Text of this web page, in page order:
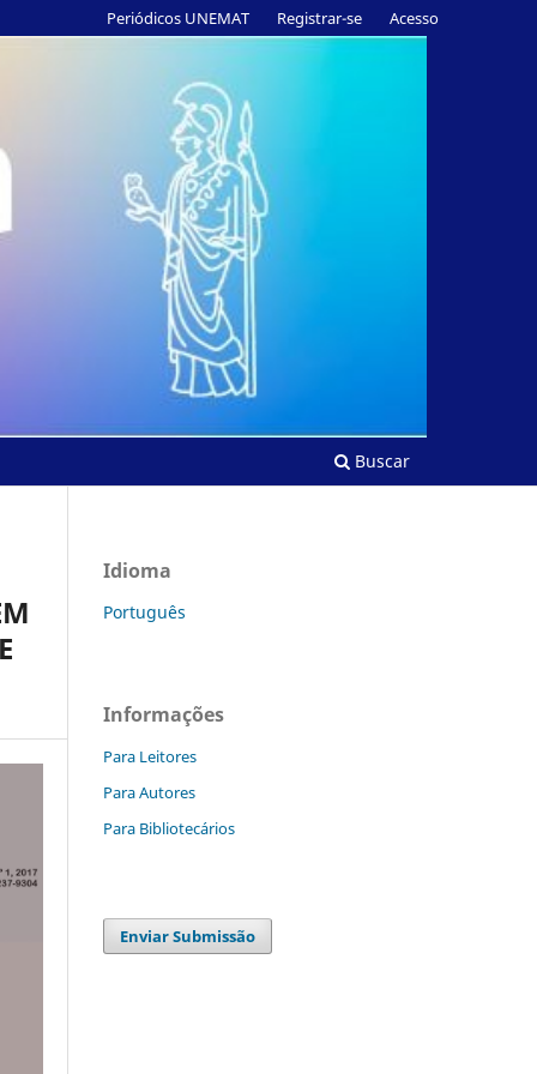
Buscar
Periódicos UNEMAT Registrar-se Acesso
Idioma
Português
Informações
Para Leitores
Para Autores
Para Bibliotecários
Enviar Submissão